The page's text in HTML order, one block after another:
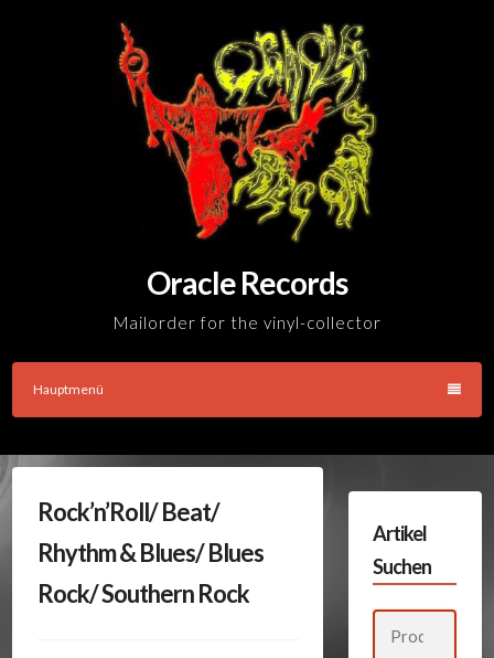
Oracle Records
Mailorder for the vinyl-collector
Hauptmenü
Rock’n’Roll/ Beat/
Rhythm & Blues/ Blues
Rock/ Southern Rock
Artikel
Suchen